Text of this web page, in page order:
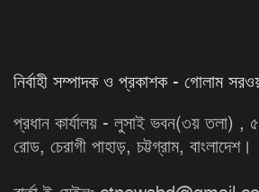
নির্বাহী সম্পাদক ও প্রকাশক - গোলাম
প্রধান কার্যালয় - লুসাই ভবন(৩য় তলা) ,
রোড, চেরাগী পাহাড়, চট্টগ্রাম, বাংলাদেশ।